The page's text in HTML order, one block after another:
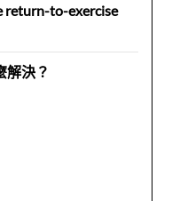
return-to-exercise
解決？